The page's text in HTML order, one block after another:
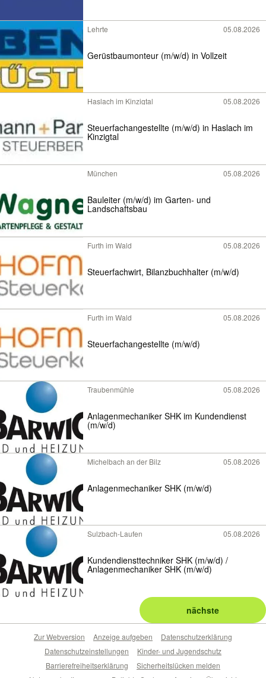
Lehrte 05.08.2026
Gerüstbaumonteur (m/w/d) in Vollzeit
Haslach im Kinzigtal 05.08.2026
Steuerfachangestellte (m/w/d) in Haslach im
Kinzigtal
München 05.08.2026
Bauleiter (m/w/d) im Garten- und
Landschaftsbau
Furth im Wald 05.08.2026
Steuerfachwirt, Bilanzbuchhalter (m/w/d)
Furth im Wald 05.08.2026
Steuerfachangestellte (m/w/d)
Traubenmühle 05.08.2026
Anlagenmechaniker SHK im Kundendienst
(m/w/d)
Michelbach an der Bilz 05.08.2026
Anlagenmechaniker SHK (m/w/d)
Sulzbach-Laufen 05.08.2026
Kundendiensttechniker SHK (m/w/d) /
Anlagenmechaniker SHK (m/w/d)
nächste
Zur Webversion Anzeige aufgeben
Datenschutzerklärung
Datenschutzeinstellungen
Kinder- und Jugendschutz
Barrierefreiheitserklärung
Sicherheitslücken melden